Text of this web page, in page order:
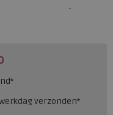
verzonden*